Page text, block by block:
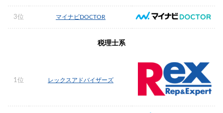
3位 マイナビDOCTOR
税理士系
1位 レックスアドバイザーズ